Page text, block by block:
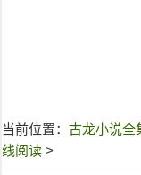
当前位置： 古龙小说全
线阅读 >